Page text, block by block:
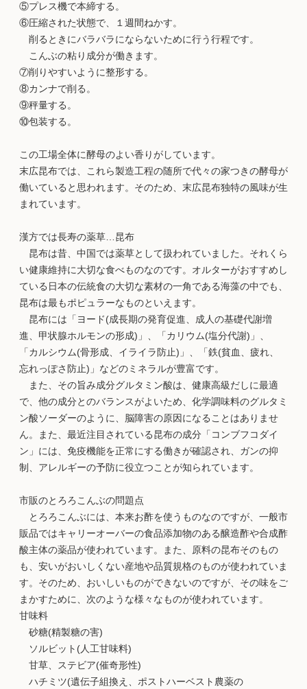
⑤プレス機で本締する。
⑥圧縮された状態で、１週間ねかす。
削るときにバラバラにならないために行う行程です。
こんぶの粘り成分が働きます。
⑦削りやすいように整形する。
⑧カンナで削る。
⑨秤量する。
⑩包装する。
この工場全体に酵母のよい香りがしています。
末広昆布では、これら製造工程の随所で代々の家つきの酵母が
働いていると思われます。そのため、末広昆布独特の風味が生
まれています。
漢方では長寿の薬草…昆布
昆布は昔、中国では薬草として扱われていました。それくら
い健康維持に大切な食べものなのです。オルターがおすすめし
ている日本の伝統食の大切な素材の一角である海藻の中でも、
昆布は最もポピュラーなものといえます。
昆布には「ヨード(成長期の発育促進、成人の基礎代謝増
進、甲状腺ホルモンの形成)」、「カリウム(塩分代謝)」、
「カルシウム(骨形成、イライラ防止)」、「鉄(貧血、疲れ、
忘れっぽさ防止)」などのミネラルが豊富です。
また、その旨み成分グルタミン酸は、健康高級だしに最適
で、他の成分とのバランスがよいため、化学調味料のグルタミ
ン酸ソーダーのように、脳障害の原因になることはありませ
ん。また、最近注目されている昆布の成分「コンブフコダイ
ン」には、免疫機能を正常にする働きが確認され、ガンの抑
制、アレルギーの予防に役立つことが知られています。
市販のとろろこんぶの問題点
とろろこんぶには、本来お酢を使うものなのですが、一般市
販品ではキャリーオーバーの食品添加物のある醸造酢や合成酢
酸主体の薬品が使われています。また、原料の昆布そのもの
も、安いがおいしくない産地や品質規格のものが使われていま
す。そのため、おいしいものができないのですが、その味をご
まかすために、次のような様々なものが使われています。
甘味料
砂糖(精製糖の害)
ソルビット(人工甘味料)
甘草、ステビア(催奇形性)
ハチミツ(遺伝子組換え、ポストハーベスト農薬の